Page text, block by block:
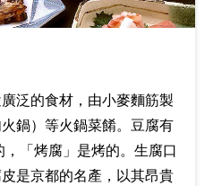
泛的食材，由小麥麵筋製
鍋）等火鍋菜餚。豆腐有
「烤腐」是烤的。生腐口
是京都的名產，以其昂貴